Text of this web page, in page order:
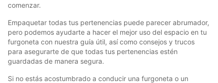
comenzar.
Empaquetar todas tus pertenencias puede parecer abrumador,
pero podemos ayudarte a hacer el mejor uso del espacio en tu
furgoneta con nuestra guía útil, así como consejos y trucos
para asegurarte de que todas tus pertenencias estén
guardadas de manera segura.
Si no estás acostumbrado a conducir una furgoneta o un